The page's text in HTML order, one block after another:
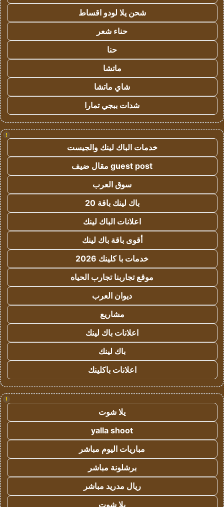
شحن يلا لودو اقساط
حناء شعر
حنا
ماتشا
شاي ماتشا
شدات ببجي تمارا
!
خدمات الباك لينك والجيست
guest post مقال ضيف
سوق العرب
باك لينك باقة 20
اعلانات الباك لينك
أقوى باقة باك لينك
خدمات با كلينك 2026
موقع تجاربنا تجارب الحياه
ديوان العرب
مشاريع
اعلانات باك لينك
باك لينك
اعلانات باكلينك
!
يلا شوت
yalla shoot
مباريات اليوم مباشر
برشلونة مباشر
ريال مدريد مباشر
يلا شوت